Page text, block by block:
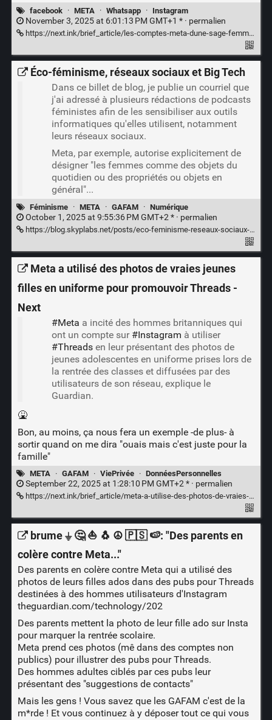
facebook · META · Whatsapp · Instagram
November 3, 2025 at 6:01:13 PM GMT+1 * · permalien
https://next.ink/brief_article/les-comptes-meta-dune-sage-femme-supprimes-apres-avoir-evoque-livg/
Éco-féminisme, réseaux sociaux et Big Tech
Dans ce billet de blog, je publie un courriel que
j'ai adressé à plusieurs rédactions de podcasts
féministes afin de les sensibiliser aux outils
informatiques qu'elles utilisent, notamment
leurs réseaux sociaux.
Meta, par exemple, autorise explicitement de
désigner "les femmes comme des objets du
quotidien ou des propriétés ou objets en
général"...
Féminisme · META · GAFAM · Numérique
October 1, 2025 at 9:55:36 PM GMT+2 * · permalien
https://blog.skyplabs.net/posts/eco-feminisme-reseaux-sociaux-et-big-tech/
Meta a utilisé des photos de vraies jeunes
filles en uniforme pour promouvoir Threads -
Next
#Meta a incité des hommes britanniques qui
ont un compte sur #Instagram à utiliser
#Threadsen leur présentant des photos de
jeunes adolescentes en uniforme prises lors de
la rentrée des classes et diffusées par des
utilisateurs de son réseau, explique le
Guardian.
🤮
Bon, au moins, ça nous fera un exemple -de plus- à
sortir quand on me dira "ouais mais c'est juste pour la
famille"
META · GAFAM · ViePrivée · DonnéesPersonnelles
September 22, 2025 at 1:28:10 PM GMT+2 * · permalien
https://next.ink/brief_article/meta-a-utilise-des-photos-de-vraies-jeunes-filles-en-uniforme-pour-promouvoir-threads/
brume ⏚ 🤔 ⛵ 🐧 ☮️ 🇵🇸 🍉: "Des parents en
colère contre Meta..."
Des parents en colère contre Meta qui a utilisé des
photos de leurs filles ados dans des pubs pour Threads
destinées à des hommes utilisateurs d'Instagram
theguardian.com/technology/202
Des parents mettent la photo de leur fille ado sur Insta
pour marquer la rentrée scolaire.
Meta prend ces photos (mê dans des comptes non
publics) pour illustrer des pubs pour Threads.
Des hommes adultes ciblés par ces pubs leur
présentant des "suggestions de contacts"
Mais les gens ! Vous savez que les GAFAM c'est de la
m*rde ! Et vous continuez à y déposer tout ce qui vous